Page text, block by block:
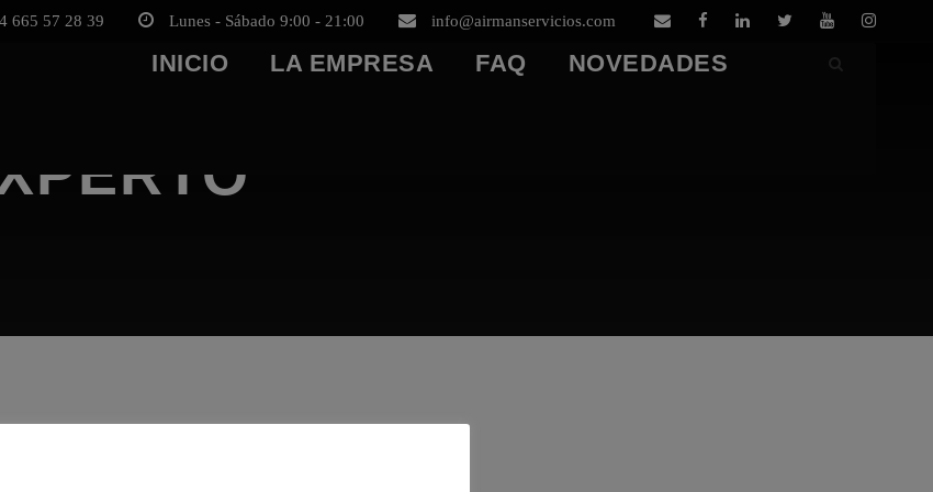
665 57 28 39 Lunes - Sábado 9:00 - 21:00 info@airmanservicios.com
INICIO LA EMPRESA FAQ NOVEDADES